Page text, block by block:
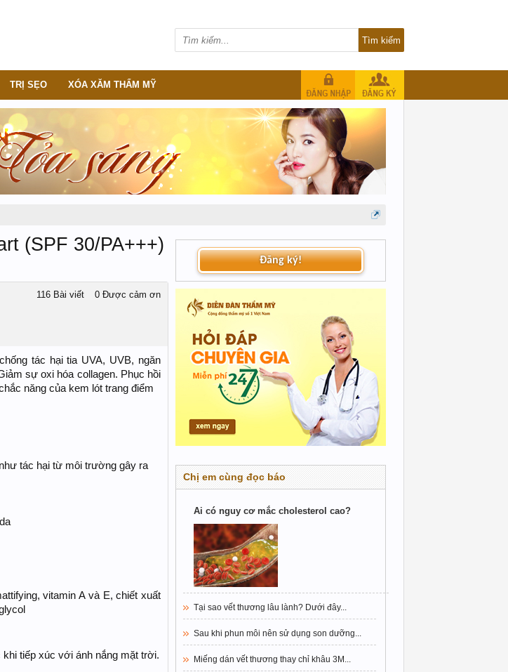
(SPF 30/PA+++)
116 Bài viết 0 Được cảm ơn
tác hại tia UVA, UVB, ngăn
sự oxi hóa collagen. Phục hồi
năng của kem lót trang điểm
tác hại từ môi trường gây ra
vitamin A và E, chiết xuất
tiếp xúc với ánh nắng mặt trời.
Đăng ký!
Chị em cùng đọc báo
Ai có nguy cơ mắc cholesterol cao?
Tại sao vết thương lâu lành? Dưới đây...
Sau khi phun môi nên sử dụng son dưỡng...
Miếng dán vết thương thay chỉ khâu 3M...
TRỊ SẸO XÓA XĂM THẨM MỸ